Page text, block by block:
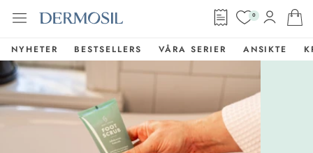
0
NYHETER BESTSELLERS VÅRA SERIER ANSIKTE